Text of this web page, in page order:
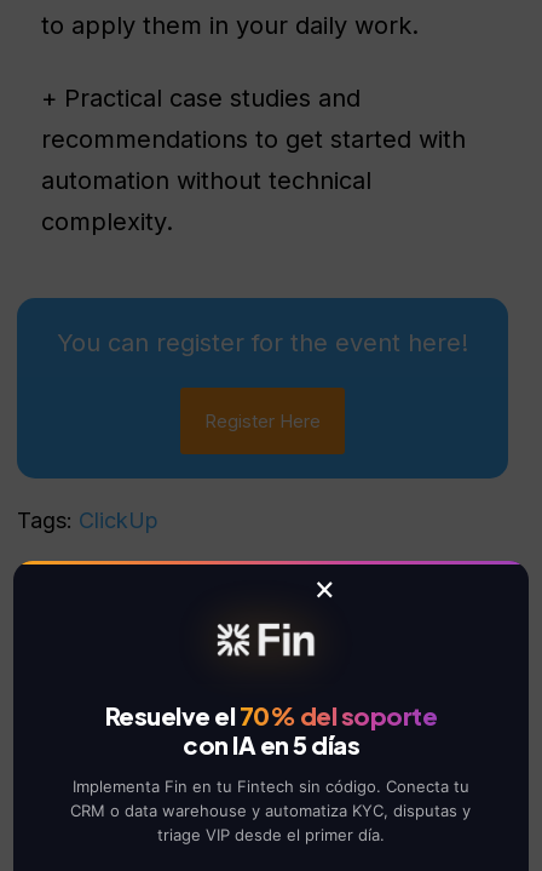
to apply them in your daily work.
+ Practical case studies and
recommendations to get started with
automation without technical
complexity.
You can register for the event here!
Register Here
Tags: ClickUp
Leave a Reply
Your email address will not be published.
Resuelve el 70% del soporte
con IA en 5 días
Implementa Fin en tu Fintech sin código. Conecta tu
CRM o data warehouse y automatiza KYC, disputas y
triage VIP desde el primer día.
×